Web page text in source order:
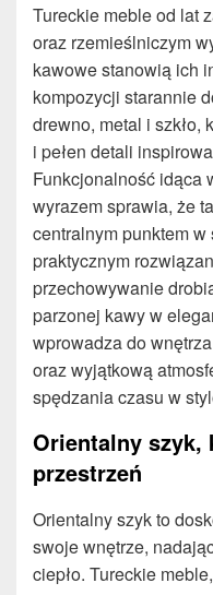
Tureckie meble od lat
oraz rzemieślniczym
kawowe stanowią ich
kompozycji starannie
drewno, metal i szkło,
i pełen detali
Funkcjonalność idąca
wyrazem sprawia, że
centralnym punktem
praktycznym
przechowywanie
parzonej kawy w
wprowadza do
oraz wyjątkową
spędzania czasu w
Orientalny szyk,
przestrzeń
Orientalny szyk to
swoje wnętrze,
ciepło. Tureckie